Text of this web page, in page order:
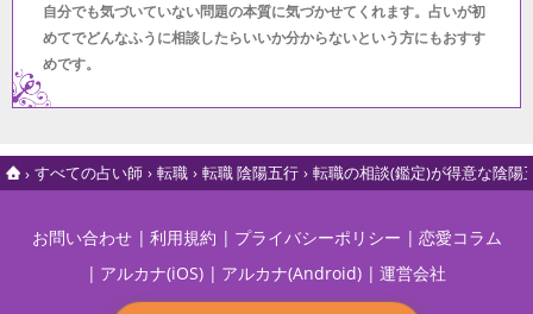
自分でも気づいていない問題の本質に気づかせてくれます。占いが初
めてでどんなふうに相談したらいいか分からないという方にもおすす
めです。
すべての占い師 転職 転職 陰陽五行 転職の相談(鑑定)が得意な陰陽
お問い合わせ 利用規約 プライバシーポリシー
恋愛コラム
アルカナ(iOS)
アルカナ(Android) 運営会社